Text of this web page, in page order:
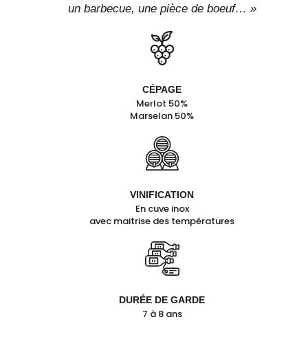
un barbecue, une pièce de boeuf… »
CÉPAGE
Merlot 50%
Marselan 50%
VINIFICATION
En cuve inox
avec maitrise des températures
DURÉE DE GARDE
7 à 8 ans